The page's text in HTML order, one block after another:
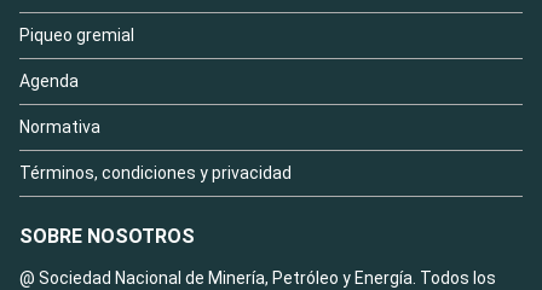
Piqueo gremial
Agenda
Normativa
Términos, condiciones y privacidad
SOBRE NOSOTROS
@ Sociedad Nacional de Minería, Petróleo y Energía. Todos los